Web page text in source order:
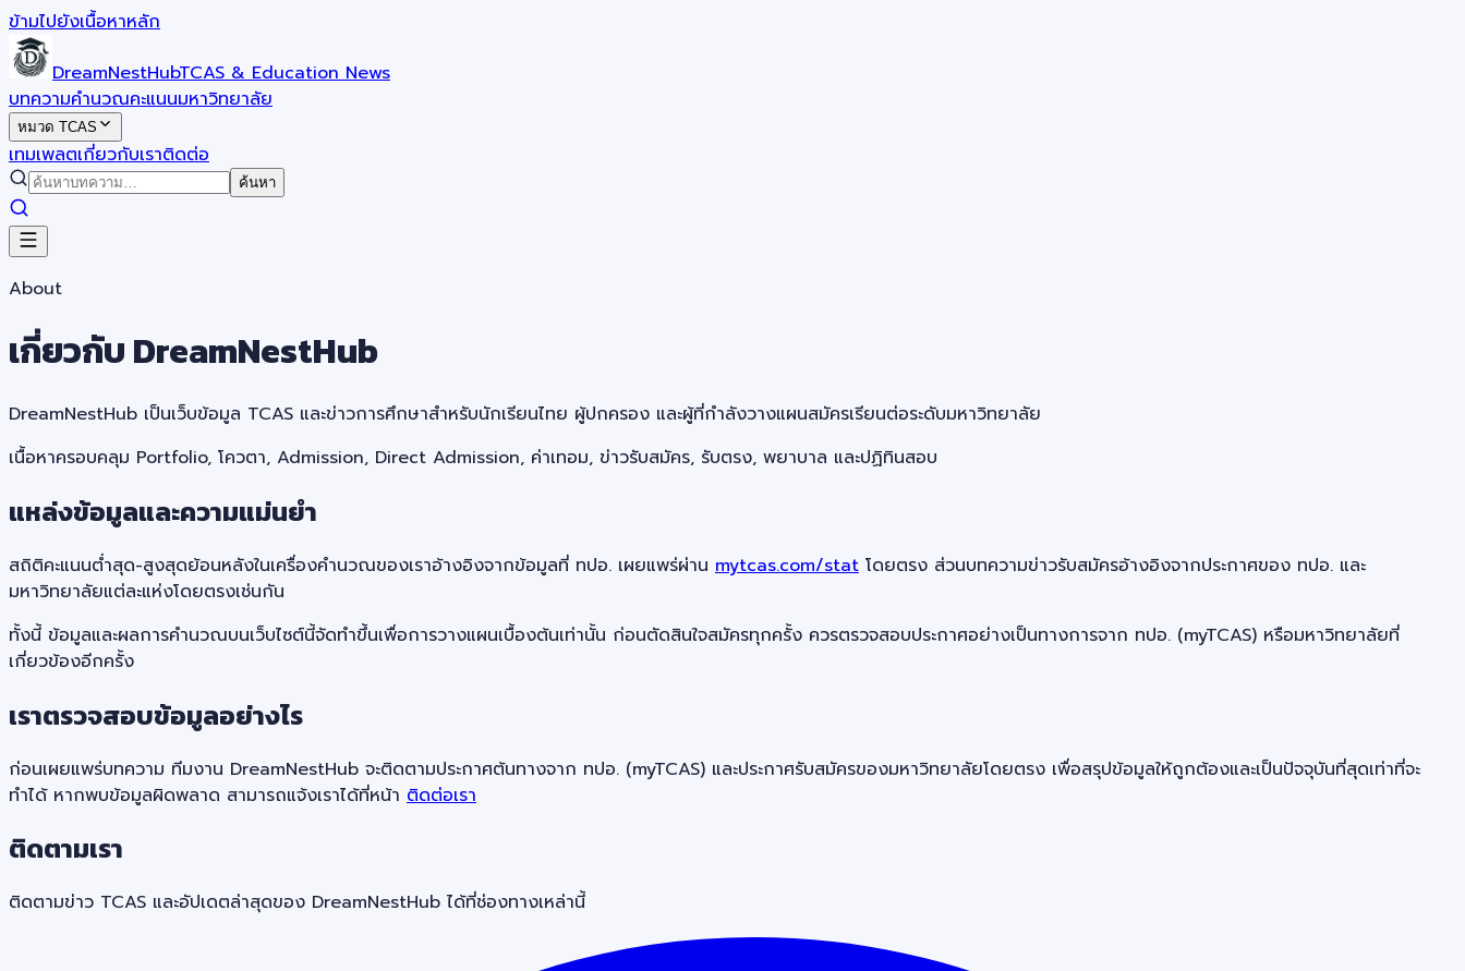
ข้ามไปยังเนื้อหาหลัก
DreamNestHubTCAS & Education News
บทความคำนวณคะแนนมหาวิทยาลัย
หมวด TCAS
เทมเพลตเกี่ยวกับเราติดต่อ
ค้นหา
About
เกี่ยวกับ DreamNestHub
DreamNestHub เป็นเว็บข้อมูล TCAS และข่าวการศึกษาสำหรับนักเรียนไทย ผู้ปกครอง และผู้ที่กำลังวางแผนสมัครเรียนต่อระดับมหาวิทยาลัย
เนื้อหาครอบคลุม Portfolio, โควตา, Admission, Direct Admission, ค่าเทอม, ข่าวรับสมัคร, รับตรง, พยาบาล และปฏิทินสอบ
แหล่งข้อมูลและความแม่นยำ
สถิติคะแนนต่ำสุด-สูงสุดย้อนหลังในเครื่องคำนวณของเราอ้างอิงจากข้อมูลที่ ทปอ. เผยแพร่ผ่าน mytcas.com/stat โดยตรง ส่วนบทความข่าวรับสมัครอ้างอิงจากประกาศของ ทปอ. และ
มหาวิทยาลัยแต่ละแห่งโดยตรงเช่นกัน
ทั้งนี้ ข้อมูลและผลการคำนวณบนเว็บไซต์นี้จัดทำขึ้นเพื่อการวางแผนเบื้องต้นเท่านั้น ก่อนตัดสินใจสมัครทุกครั้ง ควรตรวจสอบประกาศอย่างเป็นทางการจาก ทปอ. (myTCAS) หรือมหาวิทยาลัยที่
เกี่ยวข้องอีกครั้ง
เราตรวจสอบข้อมูลอย่างไร
ก่อนเผยแพร่บทความ ทีมงาน DreamNestHub จะติดตามประกาศต้นทางจาก ทปอ. (myTCAS) และประกาศรับสมัครของมหาวิทยาลัยโดยตรง เพื่อสรุปข้อมูลให้ถูกต้องและเป็นปัจจุบันที่สุดเท่าที่จะ
ทำได้ หากพบข้อมูลผิดพลาด สามารถแจ้งเราได้ที่หน้า ติดต่อเรา
ติดตามเรา
ติดตามข่าว TCAS และอัปเดตล่าสุดของ DreamNestHub ได้ที่ช่องทางเหล่านี้